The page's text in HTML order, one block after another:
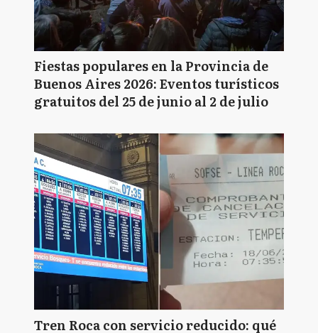
Fiestas populares en la Provincia de
Buenos Aires 2026: Eventos turísticos
gratuitos del 25 de junio al 2 de julio
Tren Roca con servicio reducido: qué